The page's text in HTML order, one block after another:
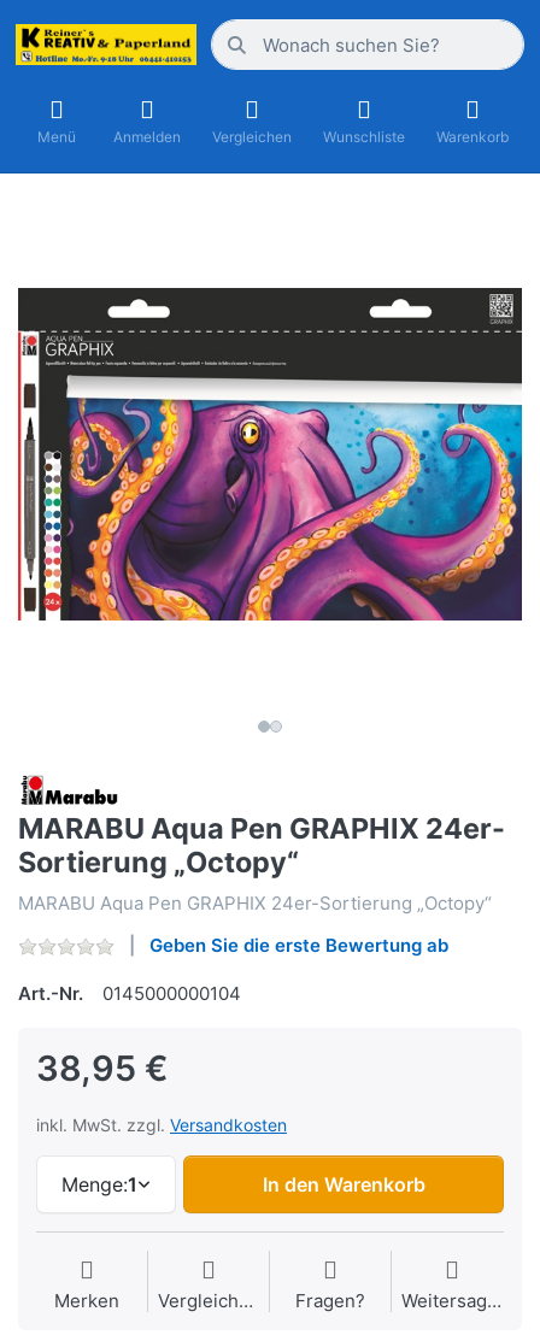
Menü Anmelden Vergleichen Wunschliste Warenkorb
MARABU Aqua Pen GRAPHIX 24er-
Sortierung „Octopy“
MARABU Aqua Pen GRAPHIX 24er-Sortierung „Octopy“
Geben Sie die erste Bewertung ab
Art.-Nr. 0145000000104
38,95 €
inkl. MwSt. zzgl. Versandkosten
Menge:1 In den Warenkorb
Merken Vergleichen Fragen? Weitersagen